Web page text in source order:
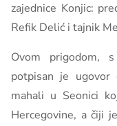
zajednice Konjic:
Refik Delić i tajnik
Ovom prigodom,
potpisan je ugovor
mahali u Seonici
Hercegovine, a čiji